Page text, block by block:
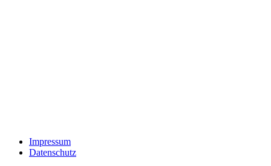
Impressum
Datenschutz